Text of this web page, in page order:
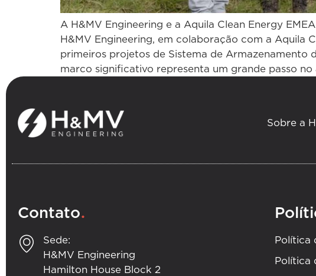
A H&MV Engineering e a Aquila Clean Energy
H&MV Engineering, em colaboração com a Aquila
primeiros projetos de Sistema de Armazenamento
marco significativo representa um grande passo
Sobre a
Contato.
Sede:
H&MV Engineering
Hamilton House Block 2
Política
Política